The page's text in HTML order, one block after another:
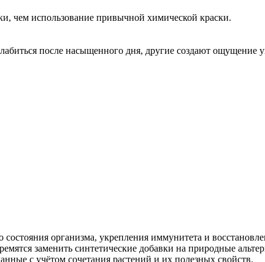
чем использование привычной химической краски.
после насыщенного дня, другие создают ощущение
организма, укрепления иммунитета и
заменить синтетические добавки на природные
с учётом сочетания растений и их полезных свойств.